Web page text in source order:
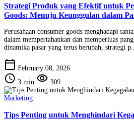
Strategi Produk yang Efektif untuk
Goods: Menuju Keunggulan dalam
Perusahaan consumer goods menghadapi
dalam mempertahankan dan memperluas
dinamika pasar yang terus berubah, strategi p...
calendar_today February 08, 2026
schedule 3 min visibility 309
Marketing
Tips Penting untuk Menghindari